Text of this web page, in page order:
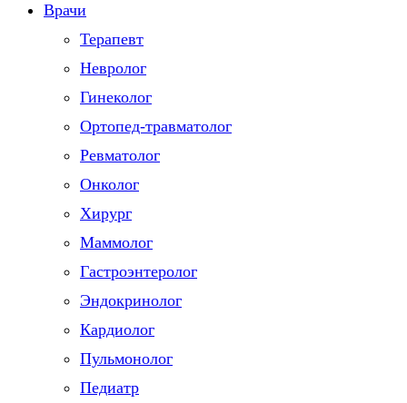
Врачи
Терапевт
Невролог
Гинеколог
Ортопед-травматолог
Ревматолог
Онколог
Хирург
Маммолог
Гастроэнтеролог
Эндокринолог
Кардиолог
Пульмонолог
Педиатр